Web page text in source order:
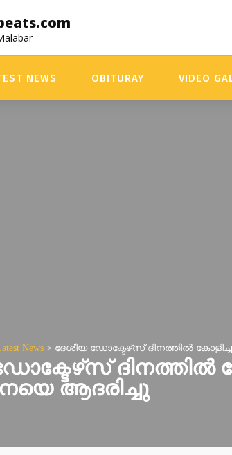
NEWS OBITURAY VIDEO
News > ദേശീയ ഡോക്ടേഴ്‌സ് ദിനത്തിൽ
ആദരിച്ചു